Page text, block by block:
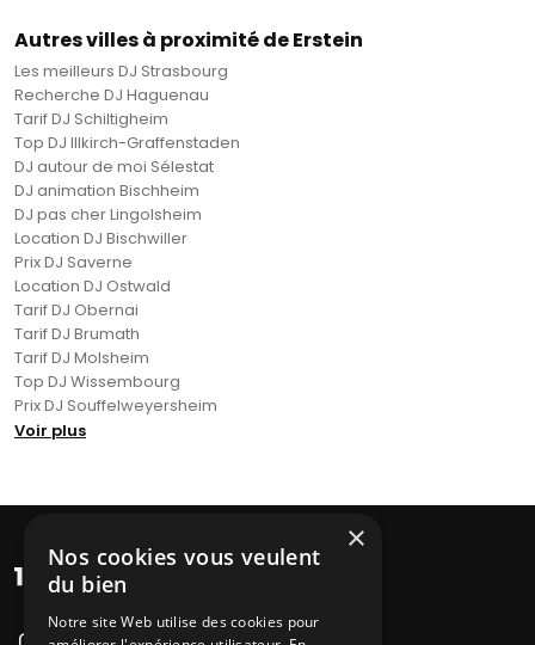
Autres villes à proximité de Erstein
Les meilleurs DJ Strasbourg
Recherche DJ Haguenau
Tarif DJ Schiltigheim
Top DJ Illkirch-Graffenstaden
DJ autour de moi Sélestat
DJ animation Bischheim
DJ pas cher Lingolsheim
Location DJ Bischwiller
Prix DJ Saverne
Location DJ Ostwald
Tarif DJ Obernai
Tarif DJ Brumath
Tarif DJ Molsheim
Top DJ Wissembourg
Prix DJ Souffelweyersheim
Voir plus
×
Nos cookies vous veulent
du bien
Notre site Web utilise des cookies pour